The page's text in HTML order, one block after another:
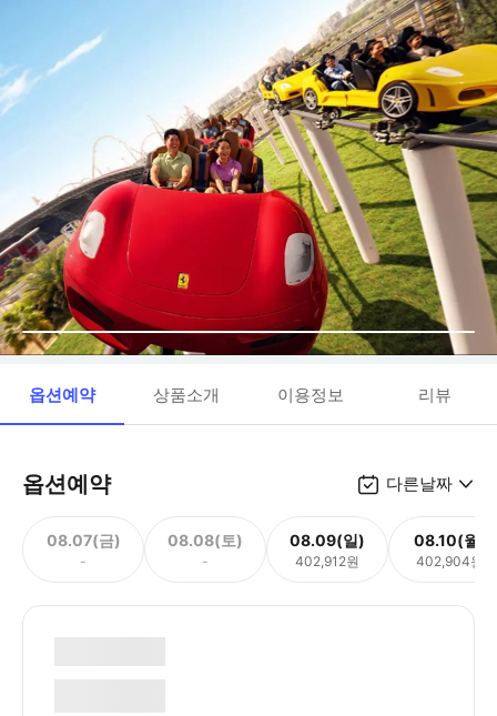
옵션예약 상품소개 이용정보 리뷰
옵션예약 다른날짜
08.07(금)
-
08.08(토)
-
08.09(일)
402,912원
08.10(월)
402,904원